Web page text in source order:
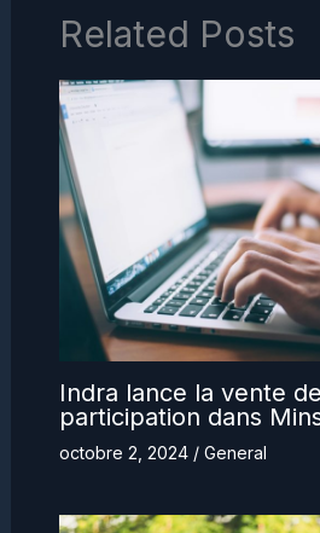
Related Posts
Indra lance la vente
participation dans
octobre 2, 2024 / General